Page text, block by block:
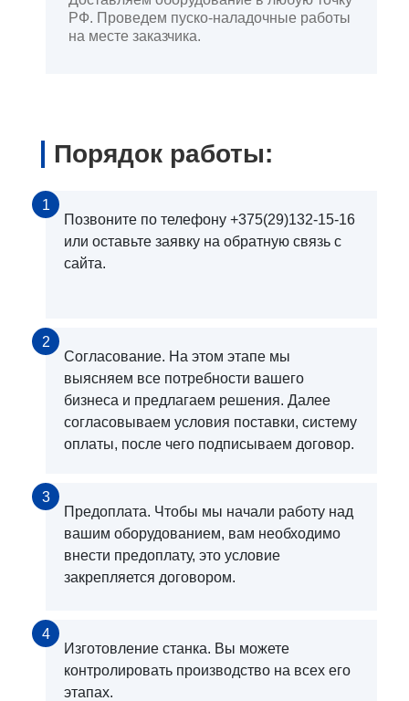
РФ. Проведем пуско-наладочные работы
на месте заказчика.
Порядок работы:
1
Позвоните по телефону +375(29)132-15-16
или оставьте заявку на обратную связь с
сайта.
2
Согласование. На этом этапе мы
выясняем все потребности вашего
бизнеса и предлагаем решения. Далее
согласовываем условия поставки, систему
оплаты, после чего подписываем договор.
3
Предоплата. Чтобы мы начали работу над
вашим оборудованием, вам необходимо
внести предоплату, это условие
закрепляется договором.
4
Изготовление станка. Вы можете
контролировать производство на всех его
этапах.